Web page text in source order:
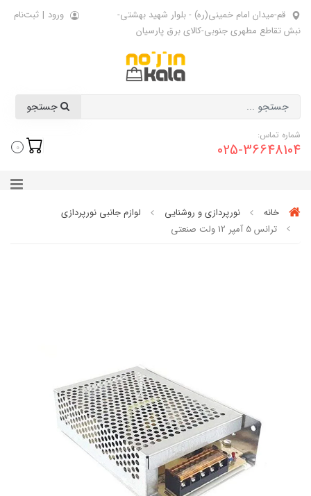
قم-میدان امام خمینی(ره) - بلوار شهید بهشتی-
نبش تقاطع مطهری جنوبی-کالای برق پارسیان
ورود | ثبت‌نام
شماره تماس:
025-36648104
0
خانه نورپردازی و روشنایی
لوازم جانبی نورپردازی
ترانس 5 آمپر 12 ولت صنعتی